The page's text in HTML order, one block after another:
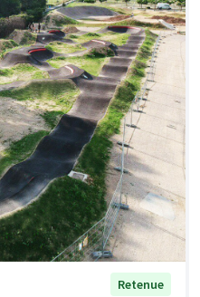
Retenue